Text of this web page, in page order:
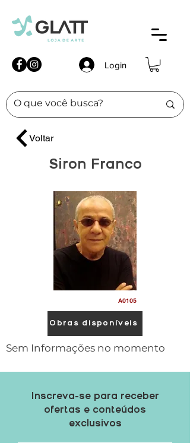
Login
Voltar
Siron Franco
A0105
Obras disponíveis
Sem Informações no momento
Inscreva-se para receber
ofertas e conteúdos
exclusivos